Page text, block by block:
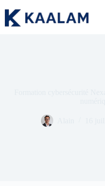
au
contenu